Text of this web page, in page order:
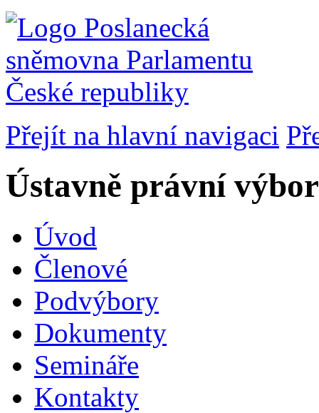
Přejít na hlavní navigaci
Ústavně právní výbor
Úvod
Členové
Podvýbory
Dokumenty
Semináře
Kontakty